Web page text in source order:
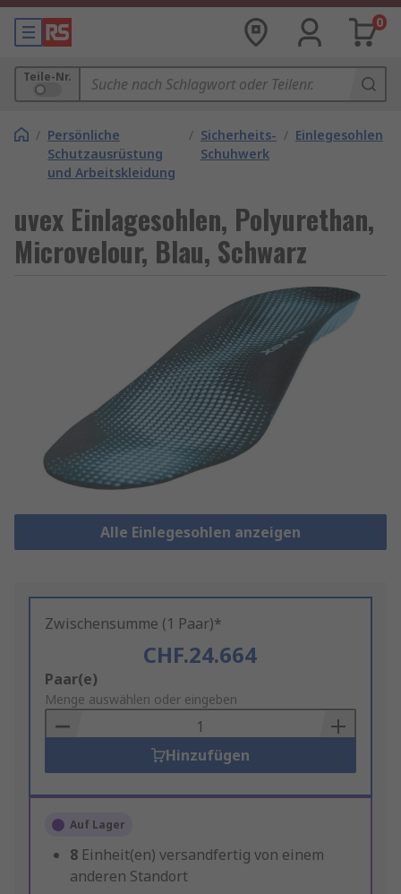
0
Teile-Nr.
/ Persönliche
Schutzausrüstung
und Arbeitskleidung
/ Sicherheits-
Schuhwerk
/ Einlegesohlen
uvex Einlagesohlen, Polyurethan,
Microvelour, Blau, Schwarz
Alle Einlegesohlen anzeigen
Zwischensumme (1 Paar)*
CHF.24.664
Add
to
Basket
Paar(e)
Menge auswählen oder eingeben
Hinzufügen
Auf Lager
8 Einheit(en) versandfertig von einem
anderen Standort